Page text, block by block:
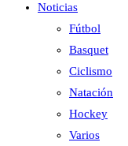
Noticias
Fútbol
Basquet
Ciclismo
Natación
Hockey
Varios